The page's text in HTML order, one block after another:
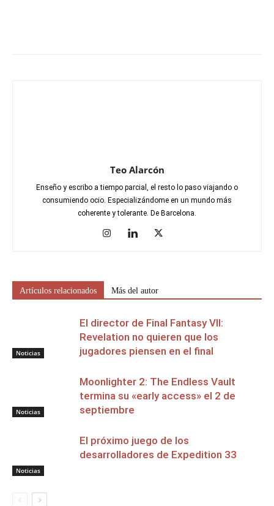
Teo Alarcón
Enseño y escribo a tiempo parcial, el resto lo paso viajando o
consumiendo ocio. Especializándome en un mundo más
coherente y tolerante. De Barcelona.
Artículos relacionados Más del autor
Noticias
El director de Final Fantasy VII:
Revelation no quieren que los
jugadores piensen en el final
Noticias
Moonlighter 2: The Endless Vault
termina su «early access» el 2 de
septiembre
Noticias
El próximo juego de los
desarrolladores de Expedition 33